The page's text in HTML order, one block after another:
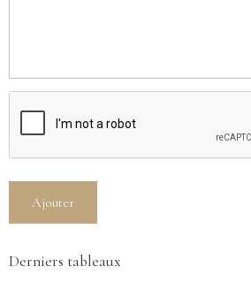
Ajouter
Derniers tableaux